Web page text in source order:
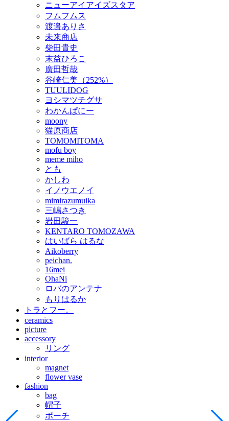
ニューアイアイズスタア
フムフムス
渡邉ありさ
未来商店
柴田貴史
末益ひろこ
廣田哲哉
谷崎仁美（252%）
TUULIDOG
ヨシマツチグサ
わかんぱにー
moony
猫原商店
TOMOMITOMA
mofu boy
meme miho
とも
かしわ
イノウエノイ
mimirazumuika
三嶋さつき
岩田駿一
KENTARO TOMOZAWA
はいばら はるな
Aikoberry
peichan.
16mei
OhaNi
ロバのアンテナ
もりはるか
トラとフー。
ceramics
picture
accessory
リング
interior
magnet
flower vase
fashion
bag
帽子
ポーチ